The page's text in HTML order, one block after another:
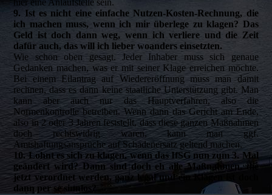
hier eine Anlaufstelle sein.
9. Ist es nicht eine einfache Nutzen-Kosten-Rechnung, die
ich machen muss, wenn ich mir überlege zu klagen? Das
Geld ist doch dann weg, wenn ich verliere und die Zeit
dafür auch, das will ich lieber woanders einsetzten.
Wie schon oben gesagt. Jeder Inhaber muss sich genaue
Gedanken machen, was er mit seiner Klage erreichen möchte.
Bei einem Eilantrag auf Wiedereröffnung muss man damit
rechnen, dass es dann keine staatliche Unterstützung gibt. Man
kann aber auch nur das Hauptverfahren, also die
Normenkontrolle betreiben. Wenn dann das Gericht am Ende,
also in 2 oder 3 Jahren feststellt, dass diese ganzen Maßnahmen
doch rechtswidrig waren, kann man ggf.
Amtshaftungsansprüche auf Schadenersatz geltend machen.
10. Lohnt es sich zu klagen, wenn das IfSG nun zum 3. Mal
geändert wird? Dann sind doch eh alle Maßnahmen, die
jetzt verordnet werden, ganz legal und ein Klagen ist doch
dann per se sinnlos?